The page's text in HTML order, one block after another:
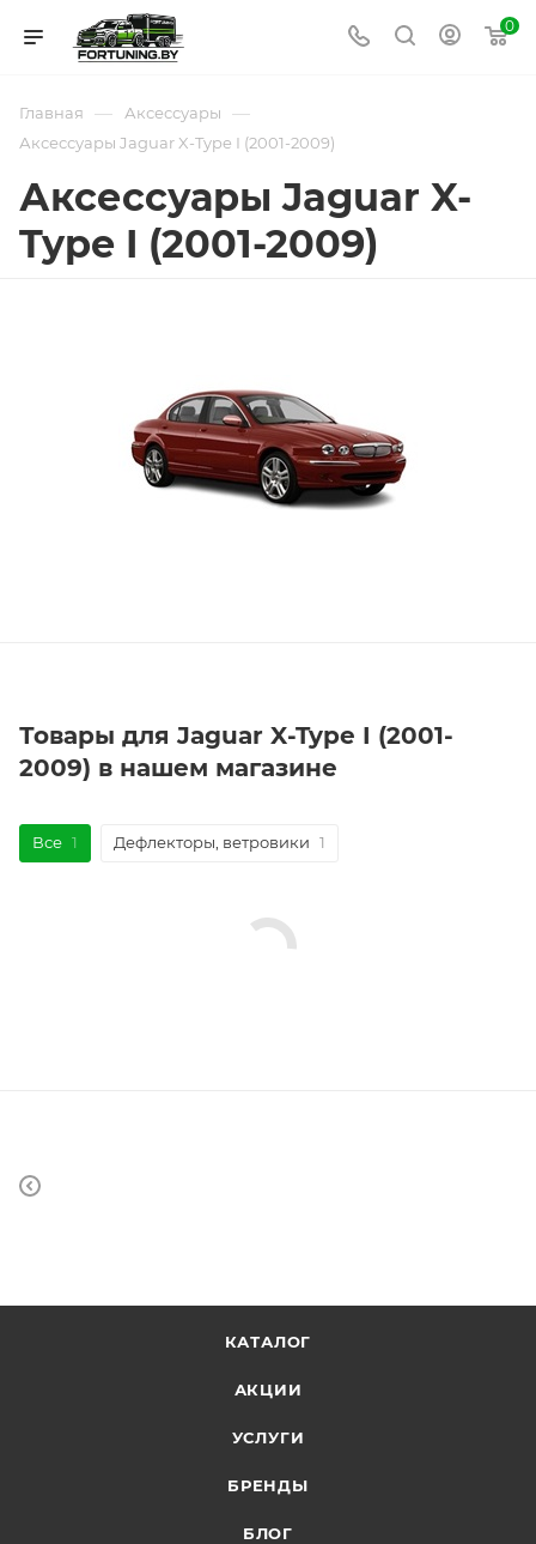
0
Главная — Аксессуары —
Аксессуары Jaguar X-Type I (2001-2009)
Аксессуары Jaguar X-
Type I (2001-2009)
Товары для Jaguar X-Type I (2001-
2009) в нашем магазине
Все 1 Дефлекторы, ветровики 1
КАТАЛОГ
АКЦИИ
УСЛУГИ
БРЕНДЫ
БЛОГ